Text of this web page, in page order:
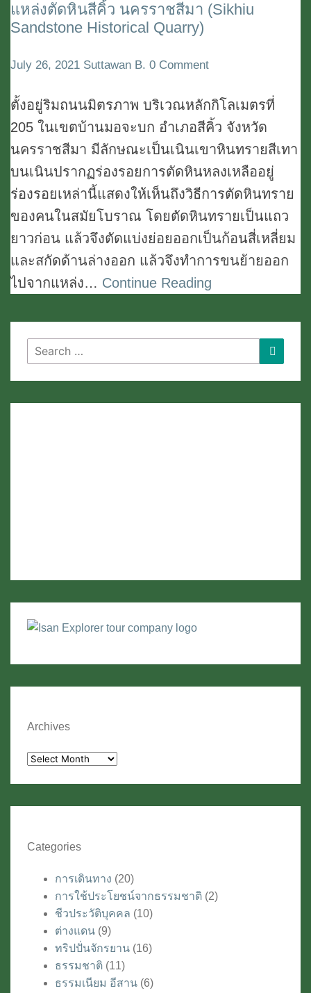
แหล่ง
ตัด
นครราชสีมา
(Sikhiu
Sandstone
Historical
Quarry)
แหล่งตัดหินสีคิ้ว นครราชสีมา (Sikhiu
Sandstone Historical Quarry)
July 26, 2021 Suttawan B. Comments
0 Comment
ตั้งอยู่ริมถนนมิตรภาพ บริเวณหลักกิโลเมตรที่
205 ในเขตบ้านมอจะบก อำเภอสีคิ้ว จังหวัด
นครราชสีมา มีลักษณะเป็นเนินเขาหินทรายสีเทา
บนเนินปรากฏร่องรอยการตัดหินหลงเหลืออยู่
ร่องรอยเหล่านี้แสดงให้เห็นถึงวิธีการตัดหินทราย
ของคนในสมัยโบราณ โดยตัดหินทรายเป็นแถว
ยาวก่อน แล้วจึงตัดแบ่งย่อยออกเป็นก้อนสี่เหลี่ยม
และสกัดด้านล่างออก แล้วจึงทำการขนย้ายออก
ไปจากแหล่ง… Continue Reading
Search
for:
Search
Archives
Archives
Categories
การเดินทาง (20)
การใช้ประโยชน์จากธรรมชาติ (2)
ชีวประวัติบุคคล (10)
ต่างแดน (9)
ทริปปั่นจักรยาน (16)
ธรรมชาติ (11)
ธรรมเนียม อีสาน (6)